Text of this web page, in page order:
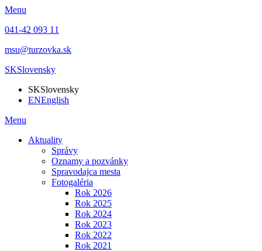
Menu
041-42 093 11
msu@turzovka.sk
SKSlovensky
SKSlovensky
ENEnglish
Menu
Aktuality
Správy
Oznamy a pozvánky
Spravodajca mesta
Fotogaléria
Rok 2026
Rok 2025
Rok 2024
Rok 2023
Rok 2022
Rok 2021